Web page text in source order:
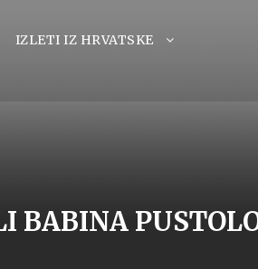
IZLETI IZ HRVATSKE
BABINA